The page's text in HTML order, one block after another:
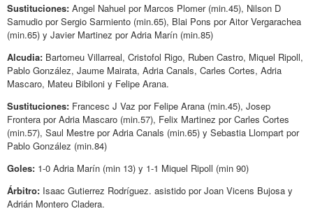
Sustituciones: Angel Nahuel por Marcos Plomer (min.45), Nilson D
Samudio por Sergio Sarmiento (min.65), Blai Pons por Aitor Vergarachea
(min.65) y Javier Martinez por Adria Marín (min.85)
Alcudia: Bartomeu Villarreal, Cristofol Rigo, Ruben Castro, Miquel Ripoll,
Pablo González, Jaume Mairata, Adria Canals, Carles Cortes, Adria
Mascaro, Mateu Bibiloni y Felipe Arana.
Sustituciones: Francesc J Vaz por Felipe Arana (min.45), Josep
Frontera por Adria Mascaro (min.57), Felix Martinez por Carles Cortes
(min.57), Saul Mestre por Adria Canals (min.65) y Sebastia Llompart por
Pablo González (min.84)
Goles: 1-0 Adria Marín (min 13) y 1-1 Miquel Ripoll (min 90)
Árbitro: Isaac Gutierrez Rodríguez. asistido por Joan Vicens Bujosa y
Adrián Montero Cladera.